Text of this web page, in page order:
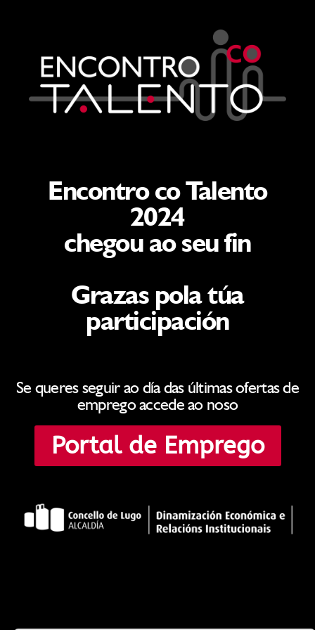
Encontro co Talento
2024
chegou ao seu fin
Grazas pola túa
participación
Se queres seguir ao día das últimas ofertas de
emprego accede ao noso
Portal de Emprego